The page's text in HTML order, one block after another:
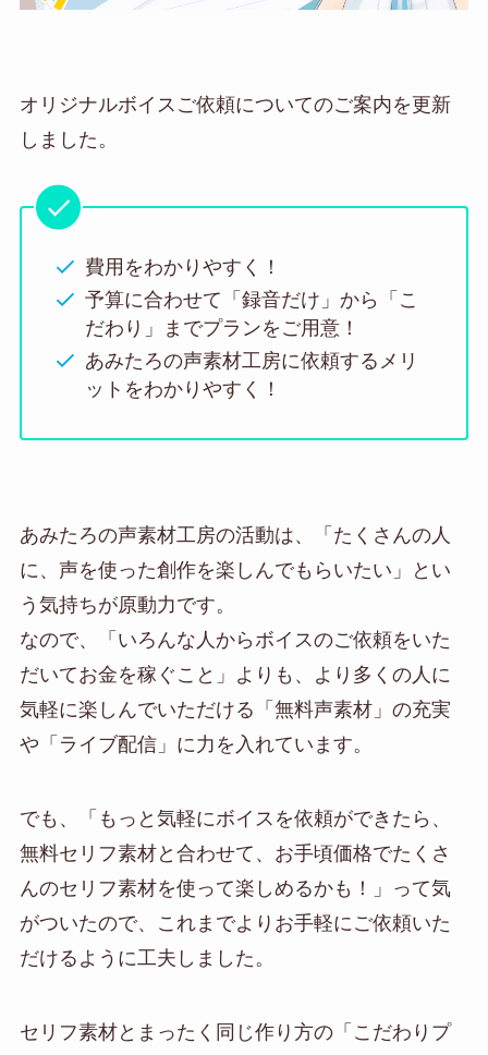
オリジナルボイスご依頼についてのご案内を更新
しました。
費用をわかりやすく！
予算に合わせて「録音だけ」から「こ
だわり」までプランをご用意！
あみたろの声素材工房に依頼するメリ
ットをわかりやすく！
あみたろの声素材工房の活動は、「たくさんの人
に、声を使った創作を楽しんでもらいたい」とい
う気持ちが原動力です。
なので、「いろんな人からボイスのご依頼をいた
だいてお金を稼ぐこと」よりも、より多くの人に
気軽に楽しんでいただける「無料声素材」の充実
や「ライブ配信」に力を入れています。
でも、「もっと気軽にボイスを依頼ができたら、
無料セリフ素材と合わせて、お手頃価格でたくさ
んのセリフ素材を使って楽しめるかも！」って気
がついたので、これまでよりお手軽にご依頼いた
だけるように工夫しました。
セリフ素材とまったく同じ作り方の「こだわりプ